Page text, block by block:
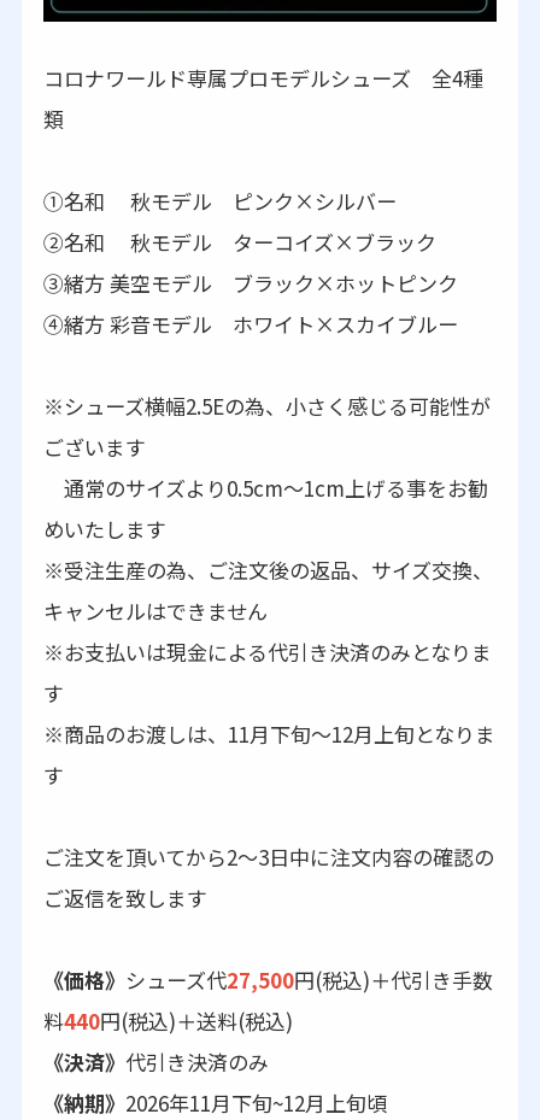
コロナワールド専属プロモデルシューズ 全4種
類
①名和 秋モデル ピンク×シルバー
➁名和 秋モデル ターコイズ×ブラック
③緒方 美空モデル ブラック×ホットピンク
④緒方 彩音モデル ホワイト×スカイブルー
※シューズ横幅2.5Eの為、小さく感じる可能性が
ございます
通常のサイズより0.5cm～1cm上げる事をお勧
めいたします
※受注生産の為、ご注文後の返品、サイズ交換、
キャンセルはできません
※お支払いは現金による代引き決済のみとなりま
す
※商品のお渡しは、11月下旬～12月上旬となりま
す
ご注文を頂いてから2～3日中に注文内容の確認の
ご返信を致します
《価格》 シューズ代27,500円(税込)＋代引き手数
料440円(税込)＋送料(税込)
《決済》 代引き決済のみ
《納期》 2026年11月下旬~12月上旬頃